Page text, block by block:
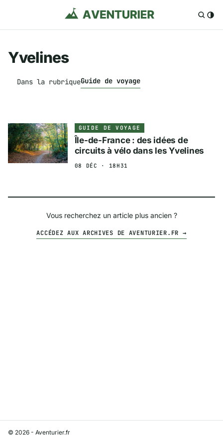
Yvelines
Dans la rubriqueGuide de voyage
GUIDE DE VOYAGE
Île-de-France : des idées de
circuits à vélo dans les Yvelines
08 DÉC · 18H31
Vous recherchez un article plus ancien ?
ACCÉDEZ AUX ARCHIVES DE AVENTURIER.FR →
© 2026 - Aventurier.fr